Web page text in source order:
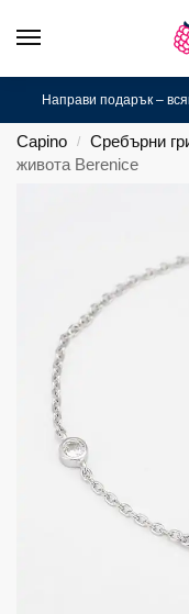
Направи подарък –
Capino / Сребърни
живота Berenice